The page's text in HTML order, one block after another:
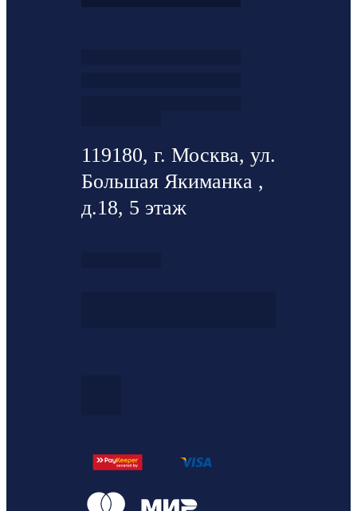
119180, г. Москва, ул.
Большая Якиманка ,
д.18, 5 этаж